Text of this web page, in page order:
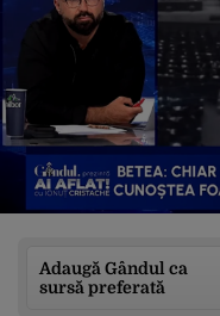
Adaugă Gândul ca
sursă preferată